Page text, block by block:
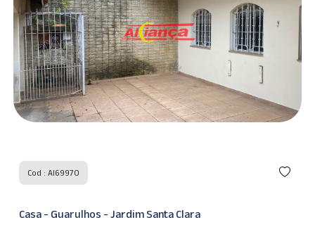
Cod : AI69970
Casa - Guarulhos - Jardim Santa Clara